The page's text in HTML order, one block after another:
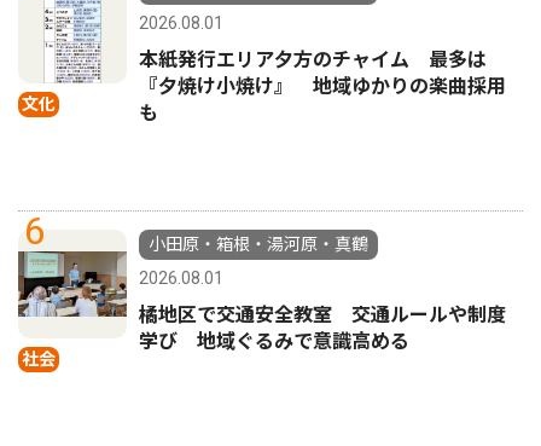
文化
2026.08.01
本紙発行エリア夕方のチャイム 最多は
『夕焼け小焼け』 地域ゆかりの楽曲採用
も
6
社会
小田原・箱根・湯河原・真鶴
2026.08.01
橘地区で交通安全教室 交通ルールや制度
学び 地域ぐるみで意識高める